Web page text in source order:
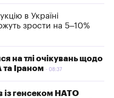
в Україні
зрости на 5–10%
на тлі очікувань щодо
Іраном
08:37
із генсеком НАТО